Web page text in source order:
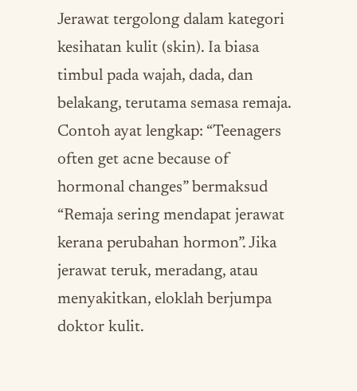
Jerawat tergolong dalam kategori
kesihatan kulit (skin). Ia biasa
timbul pada wajah, dada, dan
belakang, terutama semasa remaja.
Contoh ayat lengkap: “Teenagers
often get acne because of
hormonal changes” bermaksud
“Remaja sering mendapat jerawat
kerana perubahan hormon”. Jika
jerawat teruk, meradang, atau
menyakitkan, eloklah berjumpa
doktor kulit.